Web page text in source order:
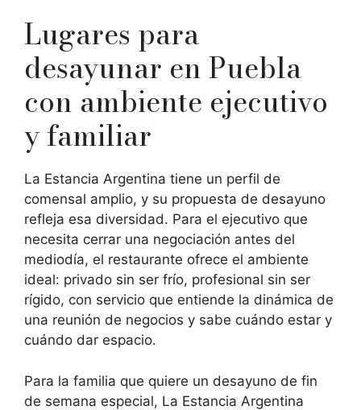
Lugares para
desayunar en Puebla
con ambiente ejecutivo
y familiar
La Estancia Argentina tiene un perfil de
comensal amplio, y su propuesta de desayuno
refleja esa diversidad. Para el ejecutivo que
necesita cerrar una negociación antes del
mediodía, el restaurante ofrece el ambiente
ideal: privado sin ser frío, profesional sin ser
rígido, con servicio que entiende la dinámica de
una reunión de negocios y sabe cuándo estar y
cuándo dar espacio.
Para la familia que quiere un desayuno de fin
de semana especial, La Estancia Argentina